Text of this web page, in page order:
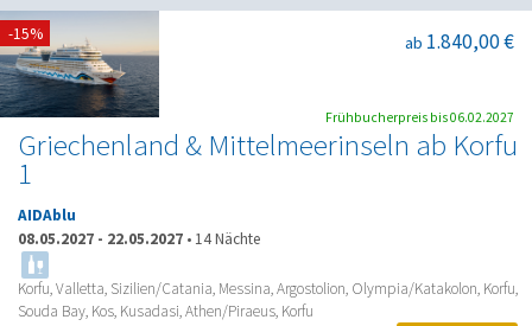
Griechenland & Mittelmeerinseln ab Korfu
1
ab 1.840,00 €
AIDAblu
08.05.2027 - 22.05.2027 • 14 Nächte
Korfu, Valletta, Sizilien/Catania, Messina, Argostolion, Olympia/Katakolon, Korfu,
Souda Bay, Kos, Kusadasi, Athen/Piraeus, Korfu
-15%
Frühbucherpreis bis 06.02.2027